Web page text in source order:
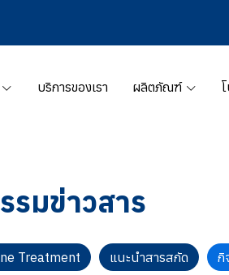
บริการของเรา ผลิตภัณฑ์
รมข่าวสาร
Treatment แนะนำสารสกัด กิ